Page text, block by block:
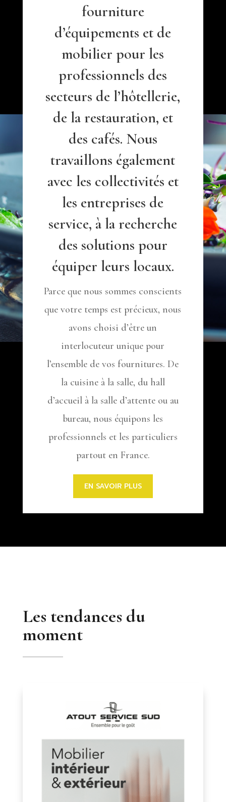
fourniture
d’équipements et de
mobilier pour les
professionnels des
secteurs de l’hôtellerie,
de la restauration, et
des cafés. Nous
travaillons également
avec les collectivités et
les entreprises de
service, à la recherche
des solutions pour
équiper leurs locaux.
Parce que nous sommes conscients
que votre temps est précieux, nous
avons choisi d’être un
interlocuteur unique pour
l’ensemble de vos fournitures. De
la cuisine à la salle, du hall
d’accueil à la salle d’attente ou au
bureau, nous équipons les
professionnels et les particuliers
partout en France.
EN SAVOIR PLUS
Les tendances du
moment